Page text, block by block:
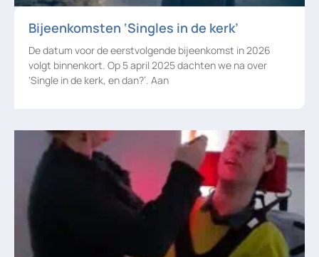
Bijeenkomsten ‘Singles in de kerk’
De datum voor de eerstvolgende bijeenkomst in 2026
volgt binnenkort. Op 5 april 2025 dachten we na over
‘Single in de kerk, en dan?’. Aan